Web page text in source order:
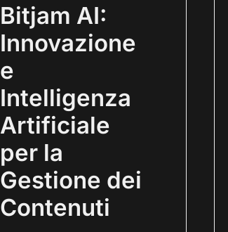
Bitjam AI:
Innovazione
e
Intelligenza
Artificiale
per la
Gestione dei
Contenuti